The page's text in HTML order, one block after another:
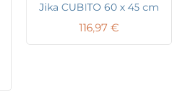
Jika CUBITO 60 x 45 cm
116,97 €